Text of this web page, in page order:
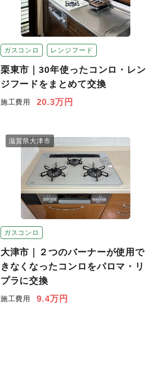
ガスコンロ レンジフード
栗東市｜30年使ったコンロ・レン
ジフードをまとめて交換
施工費用 20.3万円
ガスコンロ
滋賀県大津市
大津市｜２つのバーナーが使用で
きなくなったコンロをパロマ・リ
プラに交換
施工費用 9.4万円